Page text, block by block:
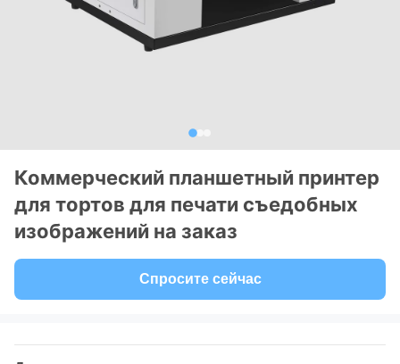
Коммерческий планшетный принтер
для тортов для печати съедобных
изображений на заказ
Спросите сейчас